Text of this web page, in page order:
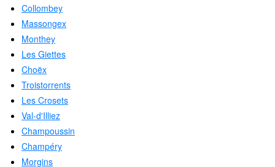
Collombey
Massongex
Monthey
Les Giettes
Choëx
Troistorrents
Les Crosets
Val-d'Illiez
Champoussin
Champéry
Morgins